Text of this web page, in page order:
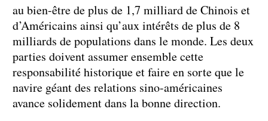
au bien-être de plus de 1,7 milliard de Chinois et
d’Américains ainsi qu’aux intérêts de plus de 8
milliards de populations dans le monde. Les deux
parties doivent assumer ensemble cette
responsabilité historique et faire en sorte que le
navire géant des relations sino-américaines
avance solidement dans la bonne direction.